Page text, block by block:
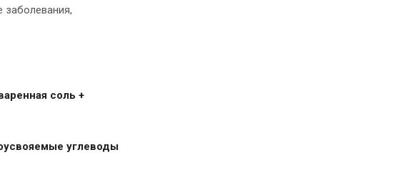
заболевания,
соль +
углеводы